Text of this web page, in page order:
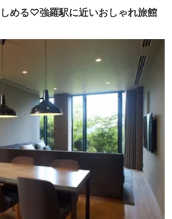
める♡強羅駅に近いおしゃれ旅館